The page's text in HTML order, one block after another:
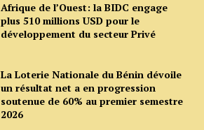
Afrique de l’Ouest: la BIDC engage
plus 510 millions USD pour le
développement du secteur Privé
La Loterie Nationale du Bénin dévoile
un résultat net a en progression
soutenue de 60% au premier semestre
2026